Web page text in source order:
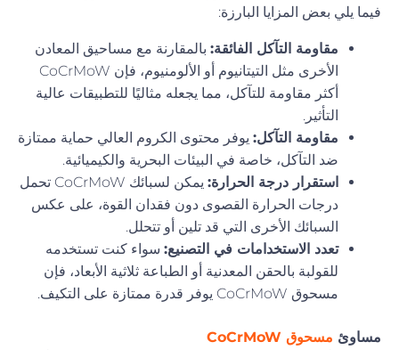
فيما يلي بعض المزايا البارزة:
مقاومة التآكل الفائقة:بالمقارنة مع مساحيق المعادن
الأخرى مثل التيتانيوم أو الألومنيوم، فإن CoCrMoW
أكثر مقاومة للتآكل، مما يجعله مثاليًا للتطبيقات عالية
التأثير.
مقاومة التآكل:يوفر محتوى الكروم العالي حماية ممتازة
ضد التآكل، خاصة في البيئات البحرية والكيميائية.
استقرار درجة الحرارة:
يمكن لسبائك CoCrMoW تحمل
درجات الحرارة القصوى دون فقدان القوة، على عكس
السبائك الأخرى التي قد تلين أو تتحلل.
تعدد الاستخدامات في التصنيع:سواء كنت تستخدمه
للقولبة بالحقن المعدنية أو الطباعة ثلاثية الأبعاد، فإن
مسحوق CoCrMoW يوفر قدرة ممتازة على التكيف.
مساوئ مسحوق CoCrMoW